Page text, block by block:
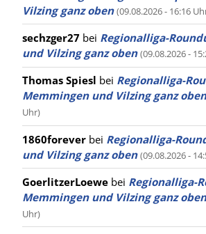
Vilzing ganz oben (09.08.2026 - 16:16
sechzger27 bei Regionalliga-
und Vilzing ganz oben (09.08.2026 -
Thomas Spiesl bei Regionalliga-
Memmingen und Vilzing ganz oben
Uhr)
1860forever bei Regionalliga-
und Vilzing ganz oben (09.08.2026 -
GoerlitzerLoewe bei Regionalliga-
Memmingen und Vilzing ganz oben
Uhr)